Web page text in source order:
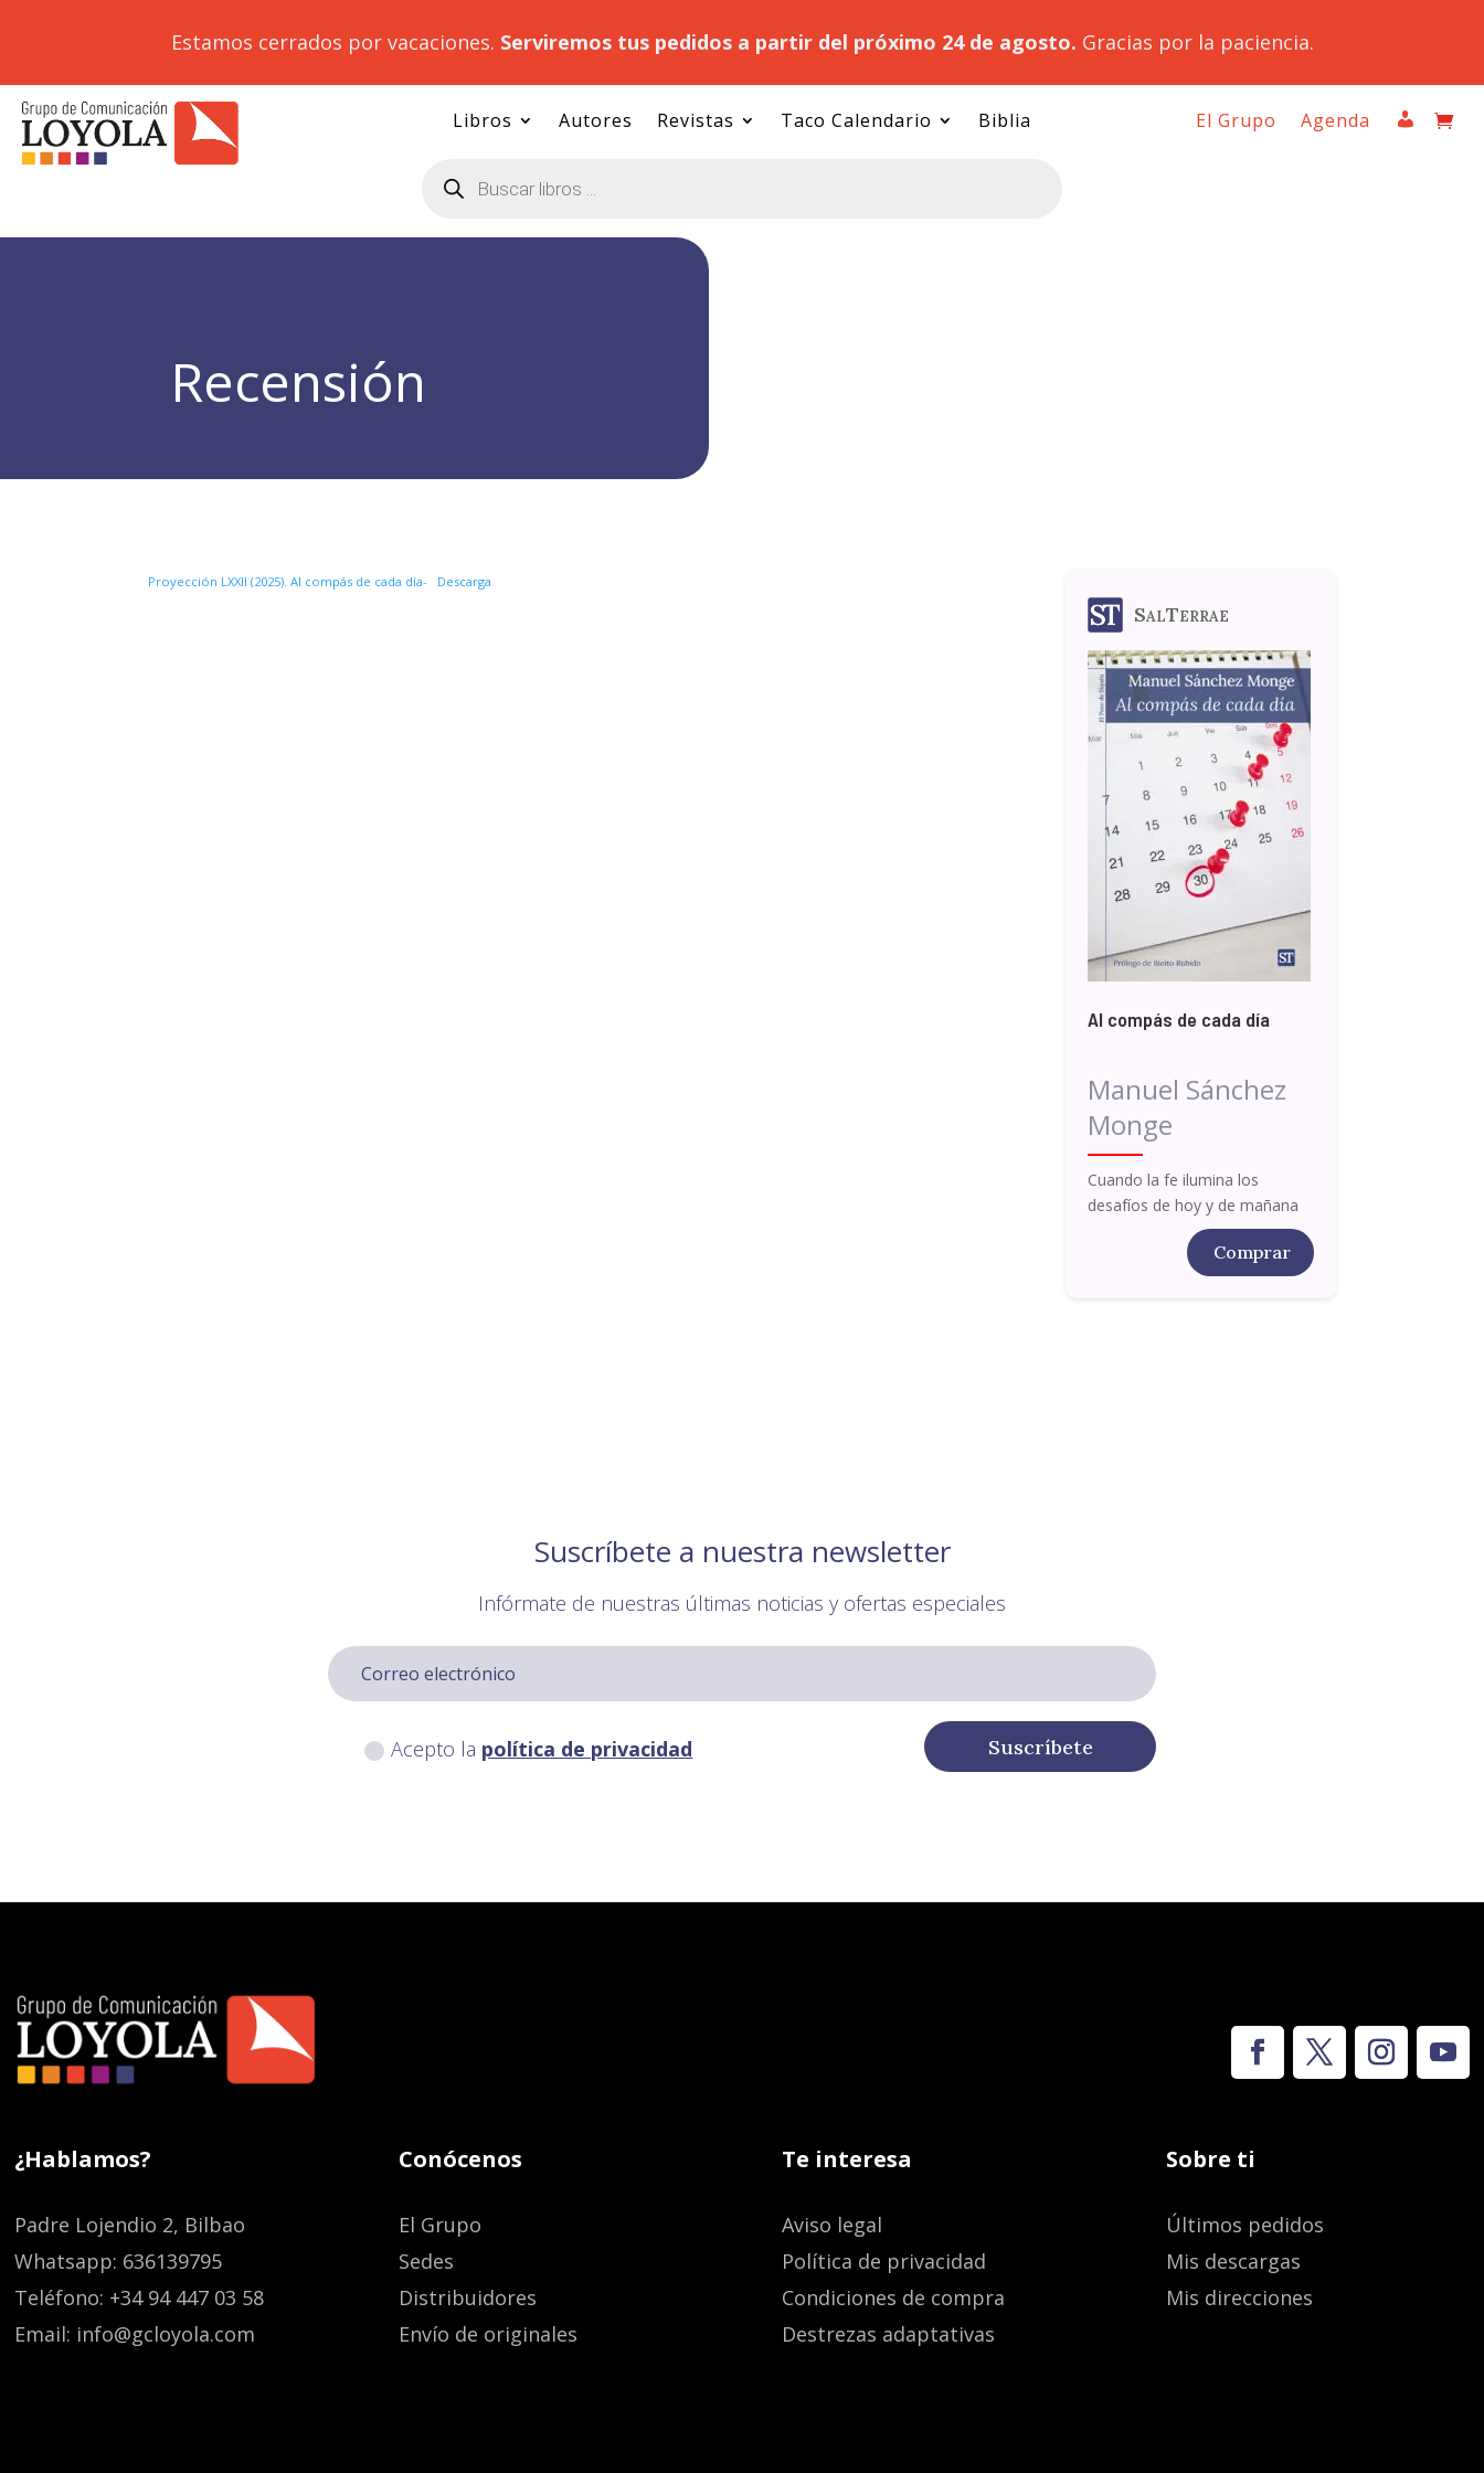
Estamos cerrados por vacaciones. Serviremos tus pedidos a partir del próximo 24 de agosto. Gracias por la paciencia.
Libros Autores Revistas Taco Calendario Biblia
productos
El Grupo Agenda
Recensión
Proyección LXXII (2025). Al compás de cada día- Descarga
SalTerrae
Al compás de cada día
Manuel Sánchez
Monge
Cuando la fe ilumina los
desafíos de hoy y de mañana
Comprar
Suscríbete a nuestra newsletter
Infórmate de nuestras últimas noticias y ofertas especiales
Acepto la política de privacidad Suscríbete
¿Hablamos?
Padre Lojendio 2, Bilbao
Whatsapp: 636139795
Teléfono: +34 94 447 03 58
Email: info@gcloyola.com
Conócenos
El Grupo
Sedes
Distribuidores
Envío de originales
Te interesa
Aviso legal
Política de privacidad
Condiciones de compra
Destrezas adaptativas
Sobre ti
Últimos pedidos
Mis descargas
Mis direcciones